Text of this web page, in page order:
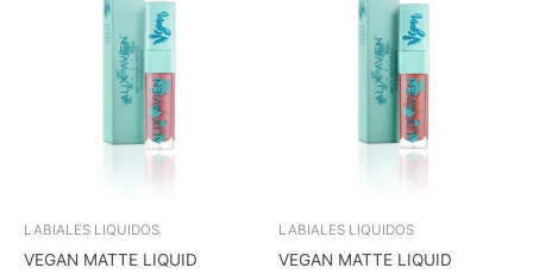
LABIALES LIQUIDOS
VEGAN MATTE LIQUID
LABIALES LIQUIDOS
VEGAN MATTE LIQUID